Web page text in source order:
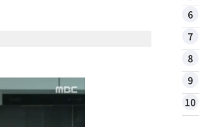
6
7
8
9
10